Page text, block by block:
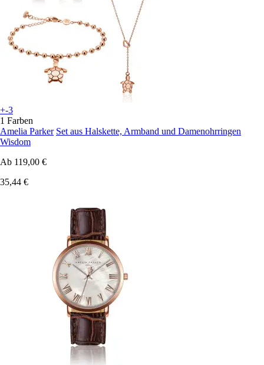
+-3
1 Farben
Amelia Parker Set aus Halskette, Armband und Damenohrringen
Wisdom
Ab 119,00 €
35,44 €